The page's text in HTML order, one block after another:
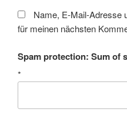
Name, E-Mail-Adresse
für meinen nächsten
Spam protection: Sum of
*